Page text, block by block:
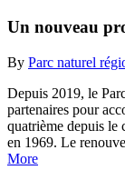
Un nouveau
By Parc naturel
Depuis 2019, le
partenaires pour
quatrième depuis le
en 1969. Le
More